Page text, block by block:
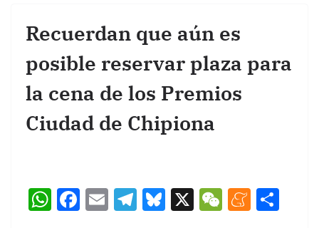
Recuerdan que aún es
posible reservar plaza para
la cena de los Premios
Ciudad de Chipiona
W F
E
T
Bl X
W M